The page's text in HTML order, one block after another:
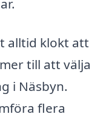
alltid klokt att
till att välja
i Näsbyn.
flera